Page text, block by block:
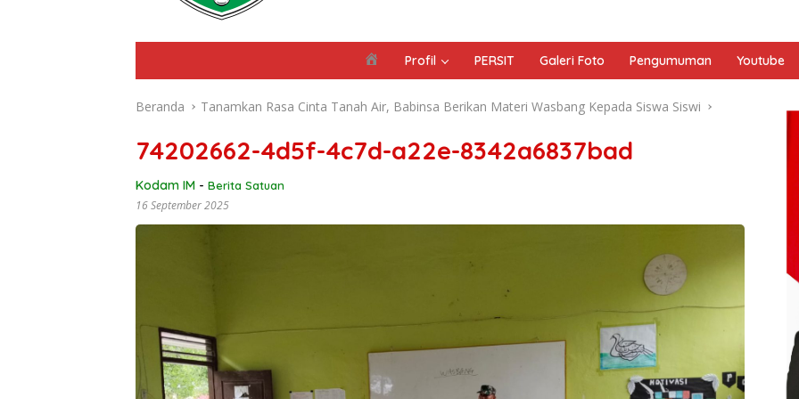
e
a
d
a
Profil PERSIT Galeri Foto Pengumuman Youtube
Beranda Tanamkan Rasa Cinta Tanah Air, Babinsa Berikan Materi Wasbang Kepada Siswa Siswi
74202662-4d5f-4c7d-a22e-8342a6837bad
Kodam IM - Berita Satuan
16 September 2025